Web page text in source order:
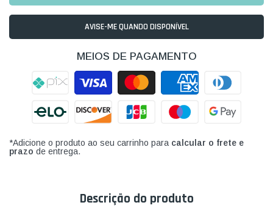
AVISE-ME QUANDO DISPONÍVEL
MEIOS DE PAGAMENTO
*Adicione o produto ao seu carrinho para calcular o frete e
prazo de entrega.
Descrição do produto